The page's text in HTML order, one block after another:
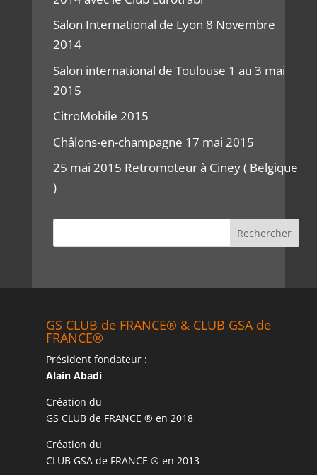
Salon International de Lyon 8 Novembre
2014
Salon international de Toulouse 1 au 3 mai
2015
CitroMobile 2015
Châlons-en-champagne 17 mai 2015
25 mai 2015 Retromoteur à Ciney ( Belgique
)
GS CLUB de FRANCE® & CLUB GSA de
FRANCE®
Président fondateur :
Alain Abadi
Création du
GS CLUB de FRANCE ® en 2018
Création du
CLUB GSA de FRANCE ® en 2013